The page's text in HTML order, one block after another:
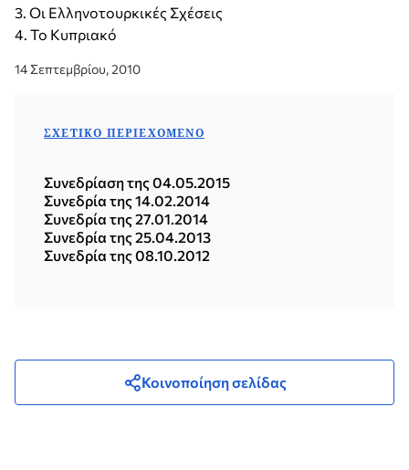
3. Οι Ελληνοτουρκικές Σχέσεις
4. Το Κυπριακό
14 Σεπτεμβρίου, 2010
ΣΧΕΤΙΚΌ ΠΕΡΙΕΧΌΜΕΝΟ
Συνεδρίαση της 04.05.2015
Συνεδρία της 14.02.2014
Συνεδρία της 27.01.2014
Συνεδρία της 25.04.2013
Συνεδρία της 08.10.2012
Κοινοποίηση σελίδας